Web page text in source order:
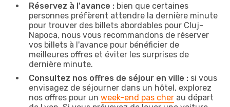
Réservez à l'avance : bien que certaines
personnes préfèrent attendre la dernière minute
pour trouver des billets abordables pour Cluj-
Napoca, nous vous recommandons de réserver
vos billets à l'avance pour bénéficier de
meilleures offres et éviter les surprises de
dernière minute.
Consultez nos offres de séjour en ville : si vous
envisagez de séjourner dans un hôtel, explorez
nos offres pour un week-end pas cher au départ